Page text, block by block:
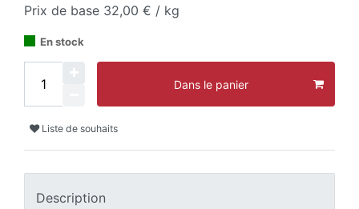
Prix de base 32,00 € / kg
En stock
Dans le panier
Liste de souhaits
Description